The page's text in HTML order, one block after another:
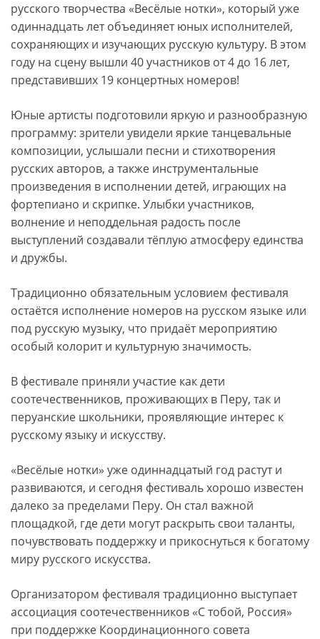
русского творчества «Весёлые нотки», который уже
одиннадцать лет объединяет юных исполнителей,
сохраняющих и изучающих русскую культуру. В этом
году на сцену вышли 40 участников от 4 до 16 лет,
представивших 19 концертных номеров!
Юные артисты подготовили яркую и разнообразную
программу: зрители увидели яркие танцевальные
композиции, услышали песни и стихотворения
русских авторов, а также инструментальные
произведения в исполнении детей, играющих на
фортепиано и скрипке. Улыбки участников,
волнение и неподдельная радость после
выступлений создавали тёплую атмосферу единства
и дружбы.
Традиционно обязательным условием фестиваля
остаётся исполнение номеров на русском языке или
под русскую музыку, что придаёт мероприятию
особый колорит и культурную значимость.
В фестивале приняли участие как дети
соотечественников, проживающих в Перу, так и
перуанские школьники, проявляющие интерес к
русскому языку и искусству.
«Весёлые нотки» уже одиннадцатый год растут и
развиваются, и сегодня фестиваль хорошо известен
далеко за пределами Перу. Он стал важной
площадкой, где дети могут раскрыть свои таланты,
почувствовать поддержку и прикоснуться к богатому
миру русского искусства.
Организатором фестиваля традиционно выступает
ассоциация соотечественников «С тобой, Россия»
при поддержке Координационного совета